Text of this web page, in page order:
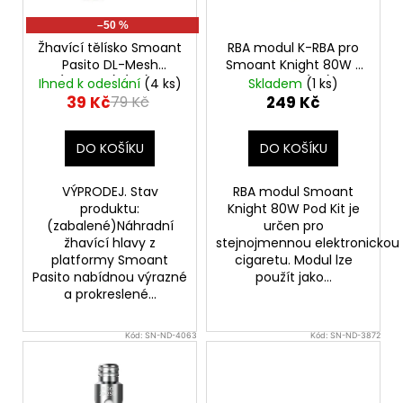
o
–50 %
Žhavící tělísko Smoant
Pasito DL-Mesh
(0,6ohm) (1ks) -
VÝPRODEJ.
Ihned k odeslání (4 ks)
39 Kč79 Kč
DO KOŠÍKU
VÝPRODEJ. Stav
produktu:
(zabalené)Náhradní
žhavící hlavy z
platformy Smoant
Pasito nabídnou výrazné
a prokreslené...
RBA modul K-RBA pro
Smoant Knight 80W /
Pasito II (1ks)
Skladem (1 ks)
249 Kč
DO KOŠÍKU
RBA modul Smoant
Knight 80W Pod Kit je
určen pro
stejnojmennou elektronickou
cigaretu. Modul lze
použít jako...
Kód:SN-ND-4063 Kód:SN-ND-3872